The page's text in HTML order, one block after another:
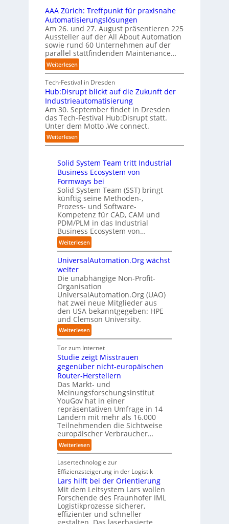
l
d
u
n
g
s
t
e
l
l
e
n
b
i
b
e
n
u
n
b
e
s
t
z
r
u
n
g
a
n
“
t
e
t
B
i
e
t
e
r
v
e
r
f
a
h
r
e
f
ü
r
d
e
n
G
i
g
a
f
a
c
t
o
r
y
-
A
u
s
b
a
u
t
S
t
e
f
a
n
S
h
w
a
b
z
u
m
C
-
C
E
O
t
e
r
n
e
h
m
e
n
w
o
l
l
e
n
R
h
e
n
z
e
n
t
r
e
n
i
n
D
e
u
t
s
c
h
l
a
n
d
AAA Zürich: Treffpunkt für praxisnahe
Automatisierungslösungen
Am 26. und 27. August präsentieren 225
Aussteller auf der All About Automation
sowie rund 60 Unternehmen auf der
parallel stattfindenden Maintenance…
Weiterlesen:
A
A
A
Z
ü
r
i
c
h
T
e
f
f
p
u
n
k
t
f
r
p
r
a
x
i
s
n
a
e
A
u
t
o
m
a
t
i
s
i
e
r
u
n
g
s
l
ö
s
Tech-Festival in Dresden
Hub:Disrupt blickt auf die Zukunft der
Industrieautomatisierung
Am 30. September findet in Dresden
das Tech-Festival Hub:Disrupt statt.
Unter dem Motto ‚We connect.
Weiterlesen:
H
b
:
D
i
s
r
u
p
t
b
l
i
c
k
t
a
u
f
d
i
e
Z
u
k
u
n
f
t
d
e
r
I
n
d
t
r
i
e
a
u
Solid System Team tritt Industrial
Business Ecosystem von
Formways bei
Solid System Team (SST) bringt
künftig seine Methoden-,
Prozess- und Software-
Kompetenz für CAD, CAM und
PDM/PLM in das Industrial
Business Ecosystem von…
Weiterlesen:
S
o
i
d
S
y
s
t
e
m
T
e
a
t
r
i
t
t
I
n
d
u
t
r
i
a
l
B
UniversalAutomation.Org wächst
weiter
Die unabhängige Non-Profit-
Organisation
UniversalAutomation.Org (UAO)
hat zwei neue Mitglieder aus
den USA bekanntgegeben: HPE
und Clemson University.
Weiterlesen:
U
n
i
v
e
r
s
a
l
A
u
t
o
m
a
t
i
o
n
.
O
Tor zum Internet
Studie zeigt Misstrauen
gegenüber nicht-europäischen
Router-Herstellern
Das Markt- und
Meinungsforschungsinstitut
YouGov hat in einer
repräsentativen Umfrage in 14
Ländern mit mehr als 16.000
Teilnehmenden die Sichtweise
europäischer Verbraucher…
Weiterlesen:
S
t
u
d
i
e
z
e
Lasertechnologie zur
Effizienzsteigerung in der Logistik
Lars hilft bei der Orientierung
Mit dem Leitsystem Lars wollen
Forschende des Fraunhofer IML
Logistikprozesse sicherer,
effizienter und schneller